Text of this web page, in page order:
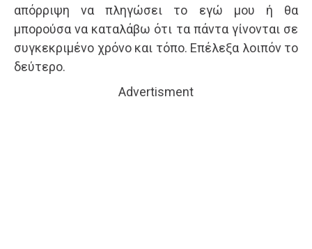
απόρριψη να πληγώσει το εγώ μου ή θα
μπορούσα να καταλάβω ότι τα πάντα γίνονται σε
συγκεκριμένο χρόνο και τόπο. Επέλεξα λοιπόν το
δεύτερο.
Advertisment